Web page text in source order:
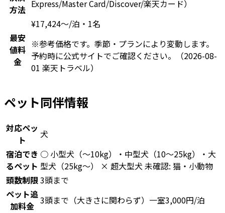
方法 Express/Master Card/Discover/楽天カード）
最安
値料
金
¥17,424〜/泊・1名
※参考価格です。季節・プランにより変動します。
予約時に公式サイトでご確認ください。
（2026-08-
01 楽天トラベル）
ペット同伴情報
対応ペッ
ト
犬
宿泊でき
るペット
○ 小型犬（〜10kg）・中型犬（10〜25kg）・大
型犬（25kg〜） × 超大型犬 未確認: 猫・小動物
頭数制限3頭まで
ペット追
加料金 3頭まで（大きさに関わらず）一室3,000円/泊